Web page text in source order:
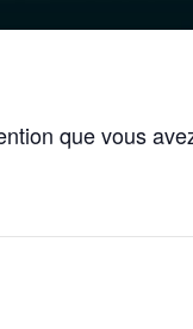
que vous